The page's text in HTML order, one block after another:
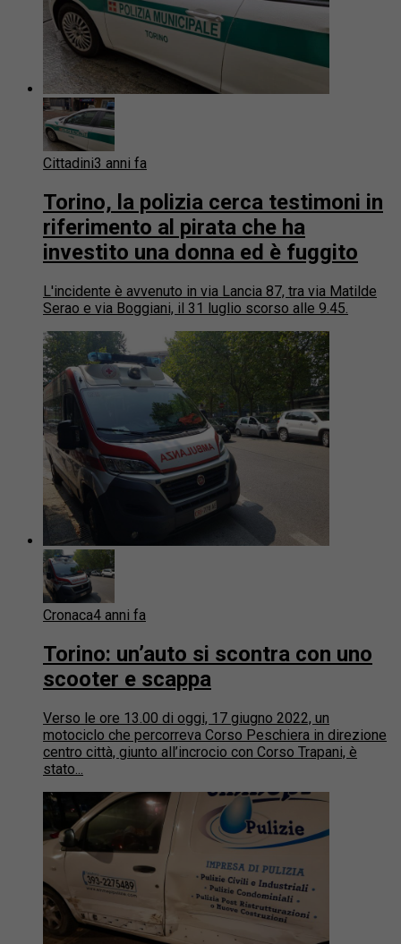
Cittadini3 anni fa
Torino, la polizia cerca testimoni in
riferimento al pirata che ha
investito una donna ed è fuggito
L'incidente è avvenuto in via Lancia 87, tra via Matilde
Serao e via Boggiani, il 31 luglio scorso alle 9.45.
Cronaca4 anni fa
Torino: un’auto si scontra con uno
scooter e scappa
Verso le ore 13.00 di oggi, 17 giugno 2022, un
motociclo che percorreva Corso Peschiera in direzione
centro città, giunto all’incrocio con Corso Trapani, è
stato...